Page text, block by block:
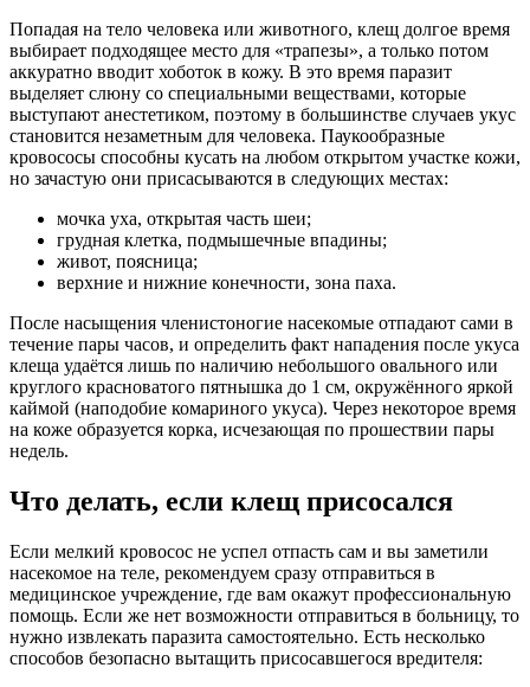
Попадая на тело человека или животного, клещ долгое время
выбирает подходящее место для «трапезы», а только потом
аккуратно вводит хоботок в кожу. В это время паразит
выделяет слюну со специальными веществами, которые
выступают анестетиком, поэтому в большинстве случаев укус
становится незаметным для человека. Паукообразные
кровососы способны кусать на любом открытом участке кожи,
но зачастую они присасываются в следующих местах:
мочка уха, открытая часть шеи;
грудная клетка, подмышечные впадины;
живот, поясница;
верхние и нижние конечности, зона паха.
После насыщения членистоногие насекомые отпадают сами в
течение пары часов, и определить факт нападения после укуса
клеща удаётся лишь по наличию небольшого овального или
круглого красноватого пятнышка до 1 см, окружённого яркой
каймой (наподобие комариного укуса). Через некоторое время
на коже образуется корка, исчезающая по прошествии пары
недель.
Что делать, если клещ присосался
Если мелкий кровосос не успел отпасть сам и вы заметили
насекомое на теле, рекомендуем сразу отправиться в
медицинское учреждение, где вам окажут профессиональную
помощь. Если же нет возможности отправиться в больницу, то
нужно извлекать паразита самостоятельно. Есть несколько
способов безопасно вытащить присосавшегося вредителя: